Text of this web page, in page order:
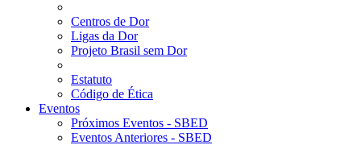
Centros de Dor
Ligas da Dor
Projeto Brasil sem Dor
Estatuto
Código de Ética
Eventos
Próximos Eventos - SBED
Eventos Anteriores - SBED